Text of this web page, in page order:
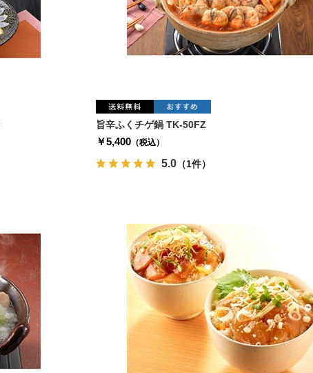
旨辛ふくチゲ鍋 TK-50FZ
￥5,400 （税込）
5.0 （1件）